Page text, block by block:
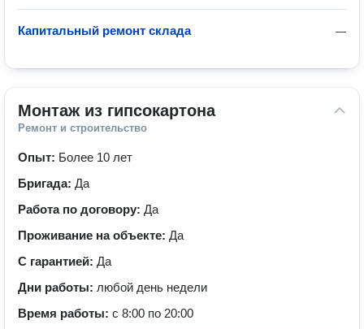
—
Капитальный ремонт склада
Монтаж из гипсокартона
Ремонт и строительство
Опыт: Более 10 лет
Бригада: Да
Работа по договору: Да
Проживание на объекте: Да
С гарантией: Да
Дни работы: любой день недели
Время работы: с 8:00 по 20:00